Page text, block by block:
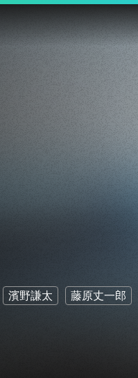
濱野謙太 藤原丈一郎